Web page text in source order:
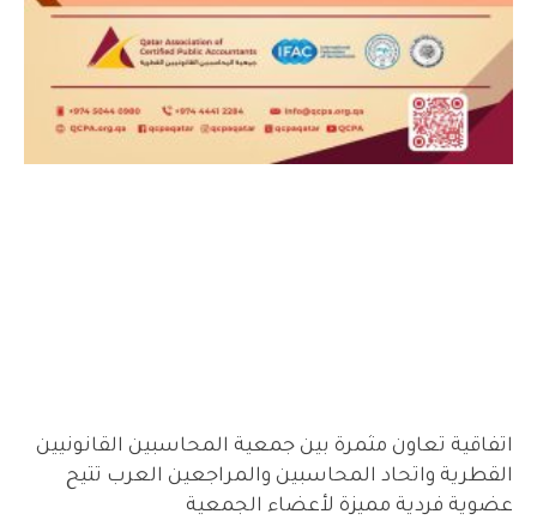
اتفاقية تعاون مثمرة بين جمعية المحاسبين القانونيين
القطرية واتحاد المحاسبين والمراجعين العرب تتيح
عضوية فردية مميزة لأعضاء الجمعية